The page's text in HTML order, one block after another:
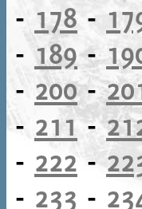
- 178-
-189-
- 200-
- 211-
- 222 -
- 233 -